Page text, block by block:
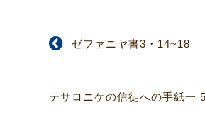
ゼファニヤ書3・14~18